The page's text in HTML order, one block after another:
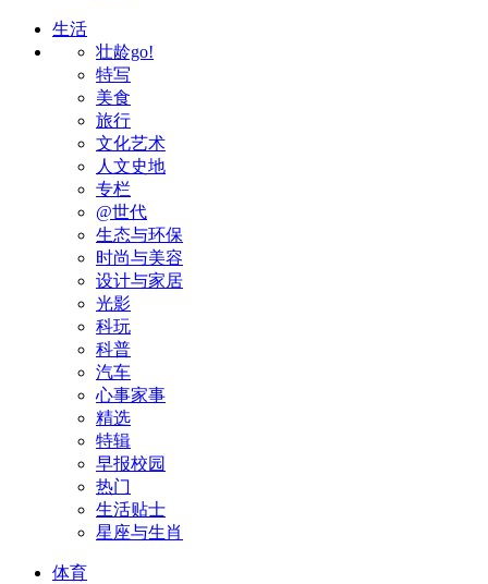
生活
壮龄go!
特写
美食
旅行
文化艺术
人文史地
专栏
@世代
生态与环保
时尚与美容
设计与家居
光影
科玩
科普
汽车
心事家事
精选
特辑
早报校园
热门
生活贴士
星座与生肖
体育